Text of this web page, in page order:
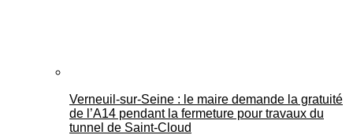
Verneuil-sur-Seine : le maire demande la gratuité
de l’A14 pendant la fermeture pour travaux du
tunnel de Saint-Cloud